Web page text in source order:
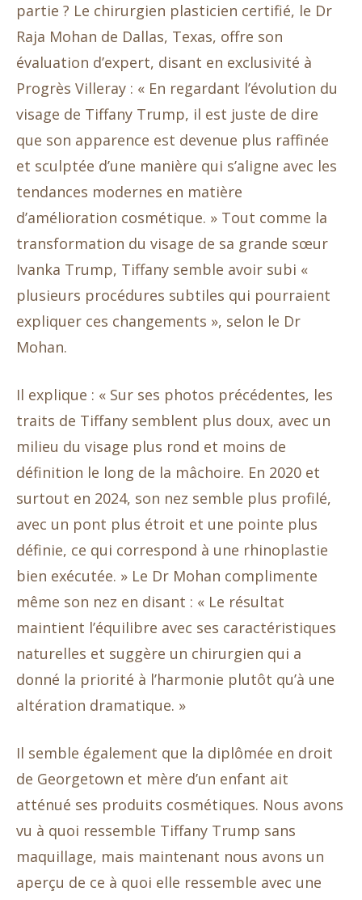
partie ? Le chirurgien plasticien certifié, le Dr
Raja Mohan de Dallas, Texas, offre son
évaluation d’expert, disant en exclusivité à
Progrès Villeray : « En regardant l’évolution du
visage de Tiffany Trump, il est juste de dire
que son apparence est devenue plus raffinée
et sculptée d’une manière qui s’aligne avec les
tendances modernes en matière
d’amélioration cosmétique. » Tout comme la
transformation du visage de sa grande sœur
Ivanka Trump, Tiffany semble avoir subi «
plusieurs procédures subtiles qui pourraient
expliquer ces changements », selon le Dr
Mohan.
Il explique : « Sur ses photos précédentes, les
traits de Tiffany semblent plus doux, avec un
milieu du visage plus rond et moins de
définition le long de la mâchoire. En 2020 et
surtout en 2024, son nez semble plus profilé,
avec un pont plus étroit et une pointe plus
définie, ce qui correspond à une rhinoplastie
bien exécutée. » Le Dr Mohan complimente
même son nez en disant : « Le résultat
maintient l’équilibre avec ses caractéristiques
naturelles et suggère un chirurgien qui a
donné la priorité à l’harmonie plutôt qu’à une
altération dramatique. »
Il semble également que la diplômée en droit
de Georgetown et mère d’un enfant ait
atténué ses produits cosmétiques. Nous avons
vu à quoi ressemble Tiffany Trump sans
maquillage, mais maintenant nous avons un
aperçu de ce à quoi elle ressemble avec une